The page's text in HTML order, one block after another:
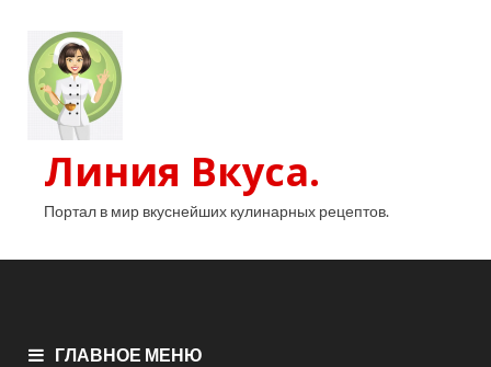
Линия Вкуса.
Портал в мир вкуснейших кулинарных рецептов.
ГЛАВНОЕ МЕНЮ